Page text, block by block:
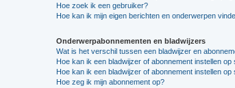
Hoe zoek ik een gebruiker?
Hoe kan ik mijn eigen berichten en onderwerpen
Onderwerpabonnementen en bladwijzers
Wat is het verschil tussen een bladwijzer en
Hoe kan ik een bladwijzer of abonnement instellen
Hoe kan ik een bladwijzer of abonnement instellen
Hoe zeg ik mijn abonnement op?